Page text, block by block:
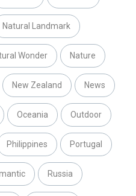
Natural Landmark
Wonder Nature
New Zealand News
Oceania Outdoor
Philippines Portugal
Russia